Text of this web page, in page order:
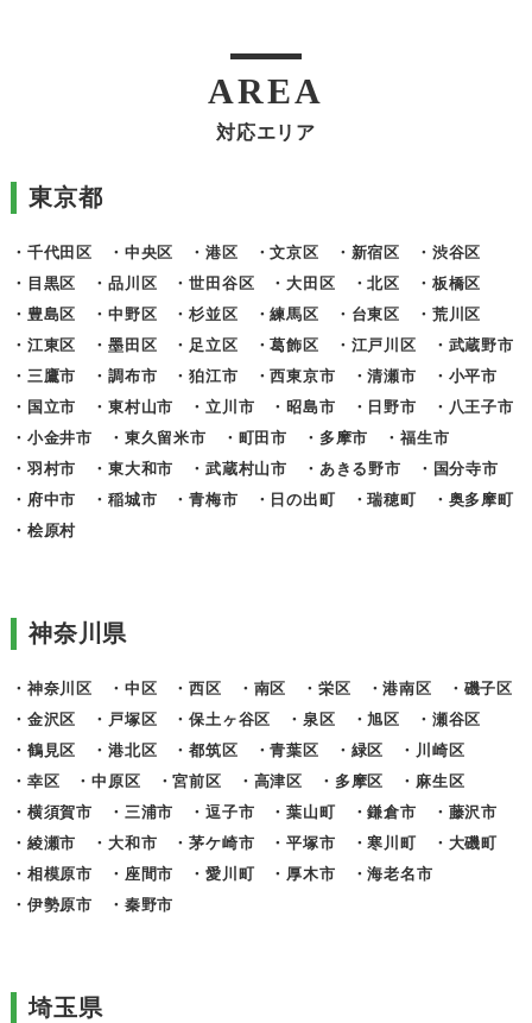
AREA
対応エリア
東京都
・千代田区 ・中央区 ・港区 ・文京区 ・新宿区
・渋谷区
・目黒区
・品川区 ・世田谷区 ・大田区 ・北区
・板橋区
・豊島区
・中野区 ・杉並区 ・練馬区 ・台東区
・荒川区
・江東区
・墨田区 ・足立区 ・葛飾区 ・江戸川区
・武蔵野市
・三鷹市
・調布市 ・狛江市 ・西東京市 ・清瀬市
・小平市
・国立市
・東村山市 ・立川市 ・昭島市 ・日野市
・八王子市
・小金井市
・東久留米市 ・町田市 ・多摩市
・福生市
・羽村市
・東大和市 ・武蔵村山市 ・あきる野市
・国分寺市
・府中市
・稲城市 ・青梅市 ・日の出町 ・瑞穂町
・奥多摩町
・桧原村
神奈川県
・神奈川区 ・中区 ・西区 ・南区 ・栄区 ・港南区
・磯子区
・金沢区
・戸塚区 ・保土ヶ谷区 ・泉区 ・旭区
・瀬谷区
・鶴見区
・港北区 ・都筑区 ・青葉区 ・緑区
・川崎区
・幸区
・中原区 ・宮前区 ・高津区 ・多摩区
・麻生区
・横須賀市
・三浦市 ・逗子市 ・葉山町 ・鎌倉市
・藤沢市
・綾瀬市
・大和市 ・茅ケ崎市 ・平塚市 ・寒川町
・大磯町
・相模原市
・座間市 ・愛川町 ・厚木市
・海老名市
・伊勢原市
・秦野市
埼玉県